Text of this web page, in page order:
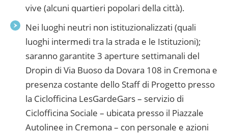
vive (alcuni quartieri popolari della città).
Nei luoghi neutri non istituzionalizzati (quali
luoghi intermedi tra la strada e le Istituzioni);
saranno garantite 3 aperture settimanali del
Dropin di Via Buoso da Dovara 108 in Cremona e
presenza costante dello Staff di Progetto presso
la Ciclofficina LesGardeGars – servizio di
Ciclofficina Sociale – ubicata presso il Piazzale
Autolinee in Cremona – con personale e azioni